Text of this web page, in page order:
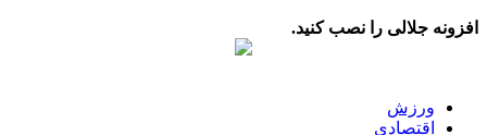
افزونه جلالی را نصب کنید.
ورزش
اقتصادی